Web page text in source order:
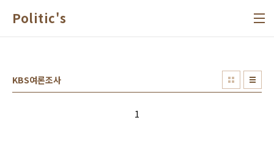
Politic's
KBS여론조사
1